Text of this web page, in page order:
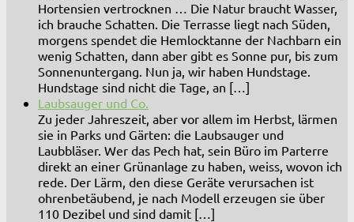
Hortensien vertrocknen … Die Natur braucht Wasser,
ich brauche Schatten. Die Terrasse liegt nach Süden,
morgens spendet die Hemlocktanne der Nachbarn ein
wenig Schatten, dann aber gibt es Sonne pur, bis zum
Sonnenuntergang. Nun ja, wir haben Hundstage.
Hundstage sind nicht die Tage, an […]
Laubsauger und Co.
Zu jeder Jahreszeit, aber vor allem im Herbst, lärmen
sie in Parks und Gärten: die Laubsauger und
Laubbläser. Wer das Pech hat, sein Büro im Parterre
direkt an einer Grünanlage zu haben, weiss, wovon ich
rede. Der Lärm, den diese Geräte verursachen ist
ohrenbetäubend, je nach Modell erzeugen sie über
110 Dezibel und sind damit […]